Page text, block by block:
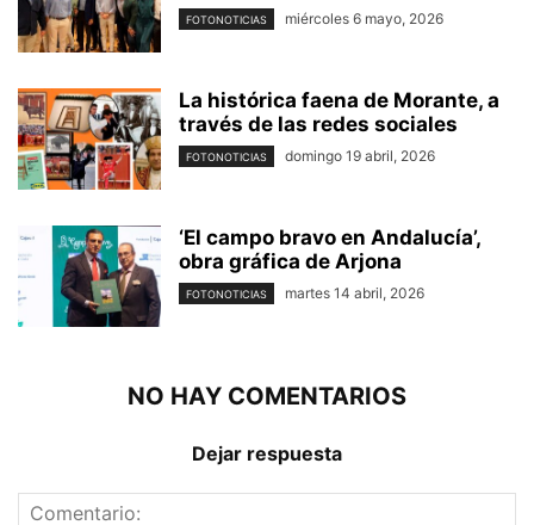
FOTONOTICIAS miércoles 6 mayo, 2026
La histórica faena de Morante, a
través de las redes sociales
FOTONOTICIAS domingo 19 abril, 2026
‘El campo bravo en Andalucía’,
obra gráfica de Arjona
FOTONOTICIAS martes 14 abril, 2026
NO HAY COMENTARIOS
Dejar respuesta